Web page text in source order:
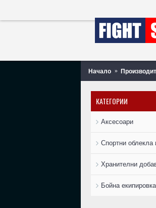
Начало
КАТЕГОРИИ
Аксесоари
Спортни облекла
Хранителни
Бойна екипировка